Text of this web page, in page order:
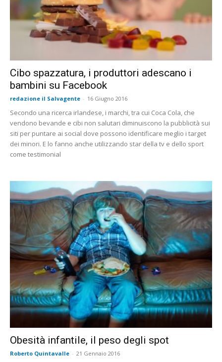
Cibo spazzatura, i produttori adescano i
bambini su Facebook
redazione il Salvagente - 16 Giugno 2016
Secondo una ricerca irlandese, i marchi, tra cui Coca Cola, che
vendono bevande e cibi non salutari diminuiscono la pubblicità sui
siti per puntare ai social dove possono identificare meglio i target
dei minori. E lo fanno anche utilizzando star della tv e dello sport
come testimonial
Obesità infantile, il peso degli spot
Roberto Quintavalle - 21 Gennaio 2016